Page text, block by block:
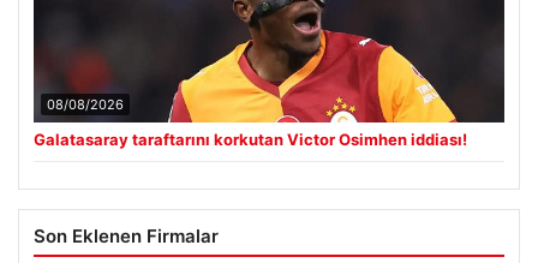
08/08/2026
Galatasaray taraftarını korkutan Victor Osimhen iddiası!
Son Eklenen Firmalar